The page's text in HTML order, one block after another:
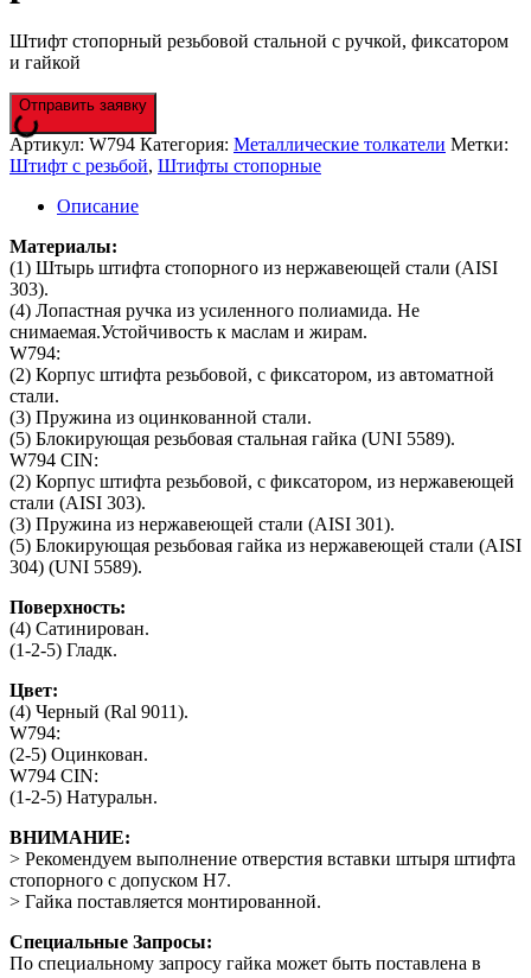
Штифт стопорный резьбовой стальной с ручкой, фиксатором
и гайкой
Отправить заявку
Артикул: W794 Категория: Металлические толкатели Метки:
Штифт с резьбой, Штифты стопорные
Описание
Материалы:
(1) Штырь штифта стопорного из нержавеющей стали (AISI
303).
(4) Лопастная ручка из усиленного полиамида. Не
снимаемая.Устойчивость к маслам и жирам.
W794:
(2) Корпус штифта резьбовой, с фиксатором, из автоматной
стали.
(3) Пружина из оцинкованной стали.
(5) Блокирующая резьбовая стальная гайка (UNI 5589).
W794 CIN:
(2) Корпус штифта резьбовой, с фиксатором, из нержавеющей
стали (AISI 303).
(3) Пружина из нержавеющей стали (AISI 301).
(5) Блокирующая резьбовая гайка из нержавеющей стали (AISI
304) (UNI 5589).
Поверхность:
(4) Сатинирован.
(1-2-5) Гладк.
Цвет:
(4) Черный (Ral 9011).
W794:
(2-5) Оцинкован.
W794 CIN:
(1-2-5) Натуральн.
ВНИМАНИЕ:
> Рекомендуем выполнение отверстия вставки штыря штифта
стопорного с допуском H7.
> Гайка поставляется монтированной.
Специальные Запросы:
По специальному запросу гайка может быть поставлена в